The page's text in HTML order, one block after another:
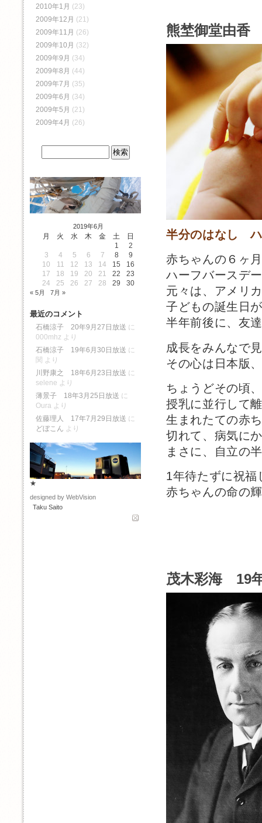
熊埜御堂由香
半分のはなし
赤ちゃんの６ヶ
ハーフバースデ
元々は、アメリ
子どもの誕生日
半年前後に、友
成長をみんなで
その心は日本版
ちょうどその頃
授乳に並行して
生まれたての赤
切れて、病気に
まさに、自立の
1年待たずに祝福
赤ちゃんの命の
茂木彩海 19
2010年1月 (23)
2009年12月 (21)
2009年11月 (26)
2009年10月 (32)
2009年9月 (34)
2009年8月 (44)
2009年7月 (35)
2009年6月 (34)
2009年5月 (21)
2009年4月 (26)
2019年6月
月 火 水 木 金 土
日
1
2
3
4 5 6 7 8
9
10
11 12 13 14 15
16
17
18 19 20 21 22
23
24
25 26 27 28 29 30
« 5月 7月 »
最近のコメント
石橋涼子 20年9月27日放送 に
000mhz より
石橋涼子 19年6月30日放送 に
関 より
川野康之 18年6月23日放送 に
selene より
薄景子 18年3月25日放送 に
Oura より
佐藤理人 17年7月29日放送 に
どぼこん より
★
designed by WebVision
Taku Saito